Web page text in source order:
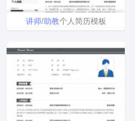
讲师/助教个人简历模板